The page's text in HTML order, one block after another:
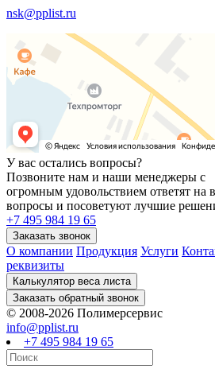
nsk@pplist.ru
У вас остались вопросы?
Позвоните нам и наши менеджеры с
огромным удовольствием ответят на
вопросы и посоветуют лучшие
+7 495 984 19 65
О компании Продукция Услуги
реквизиты
© 2008-2026 Полимерсервис
info@pplist.ru
+7 495 984 19 65